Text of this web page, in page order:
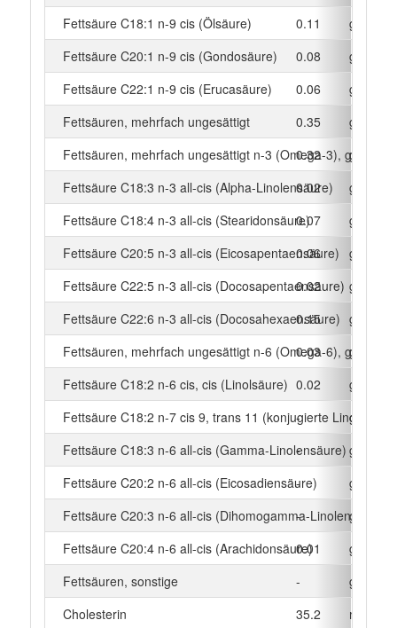
Fettsäure C18:1 n-9 cis (Ölsäure)
0.11
g
Fettsäure C20:1 n-9 cis (Gondosäure)
0.08
g
Fettsäure C22:1 n-9 cis (Erucasäure)
0.06
g
Fettsäuren, mehrfach ungesättigt
0.35
g
Fettsäuren, mehrfach ungesättigt n-3 (Omega-3), gesamt
0.32
g
Fettsäure C18:3 n-3 all-cis (Alpha-Linolensäure)
0.02
g
Fettsäure C18:4 n-3 all-cis (Stearidonsäure)0.07
g
Fettsäure C20:5 n-3 all-cis (Eicosapentaensäure)
0.06
g
Fettsäure C22:5 n-3 all-cis (Docosapentaensäure)
0.02
g
Fettsäure C22:6 n-3 all-cis (Docosahexaensäure)
0.15
g
Fettsäuren, mehrfach ungesättigt n-6 (Omega-6), gesamt
0.03
g
Fettsäure C18:2 n-6 cis, cis (Linolsäure) 0.02
g
Fettsäure C18:2 n-7 cis 9, trans 11 (konjugierte Linolsäure)
-
g
Fettsäure C18:3 n-6 all-cis (Gamma-Linolensäure)
-
g
Fettsäure C20:2 n-6 all-cis (Eicosadiensäure)
-
g
Fettsäure C20:3 n-6 all-cis (Dihomogamma-Linolensäure)
-
g
Fettsäure C20:4 n-6 all-cis (Arachidonsäure)
0.01
g
Fettsäuren, sonstige
-
g
Cholesterin
35.2
mg